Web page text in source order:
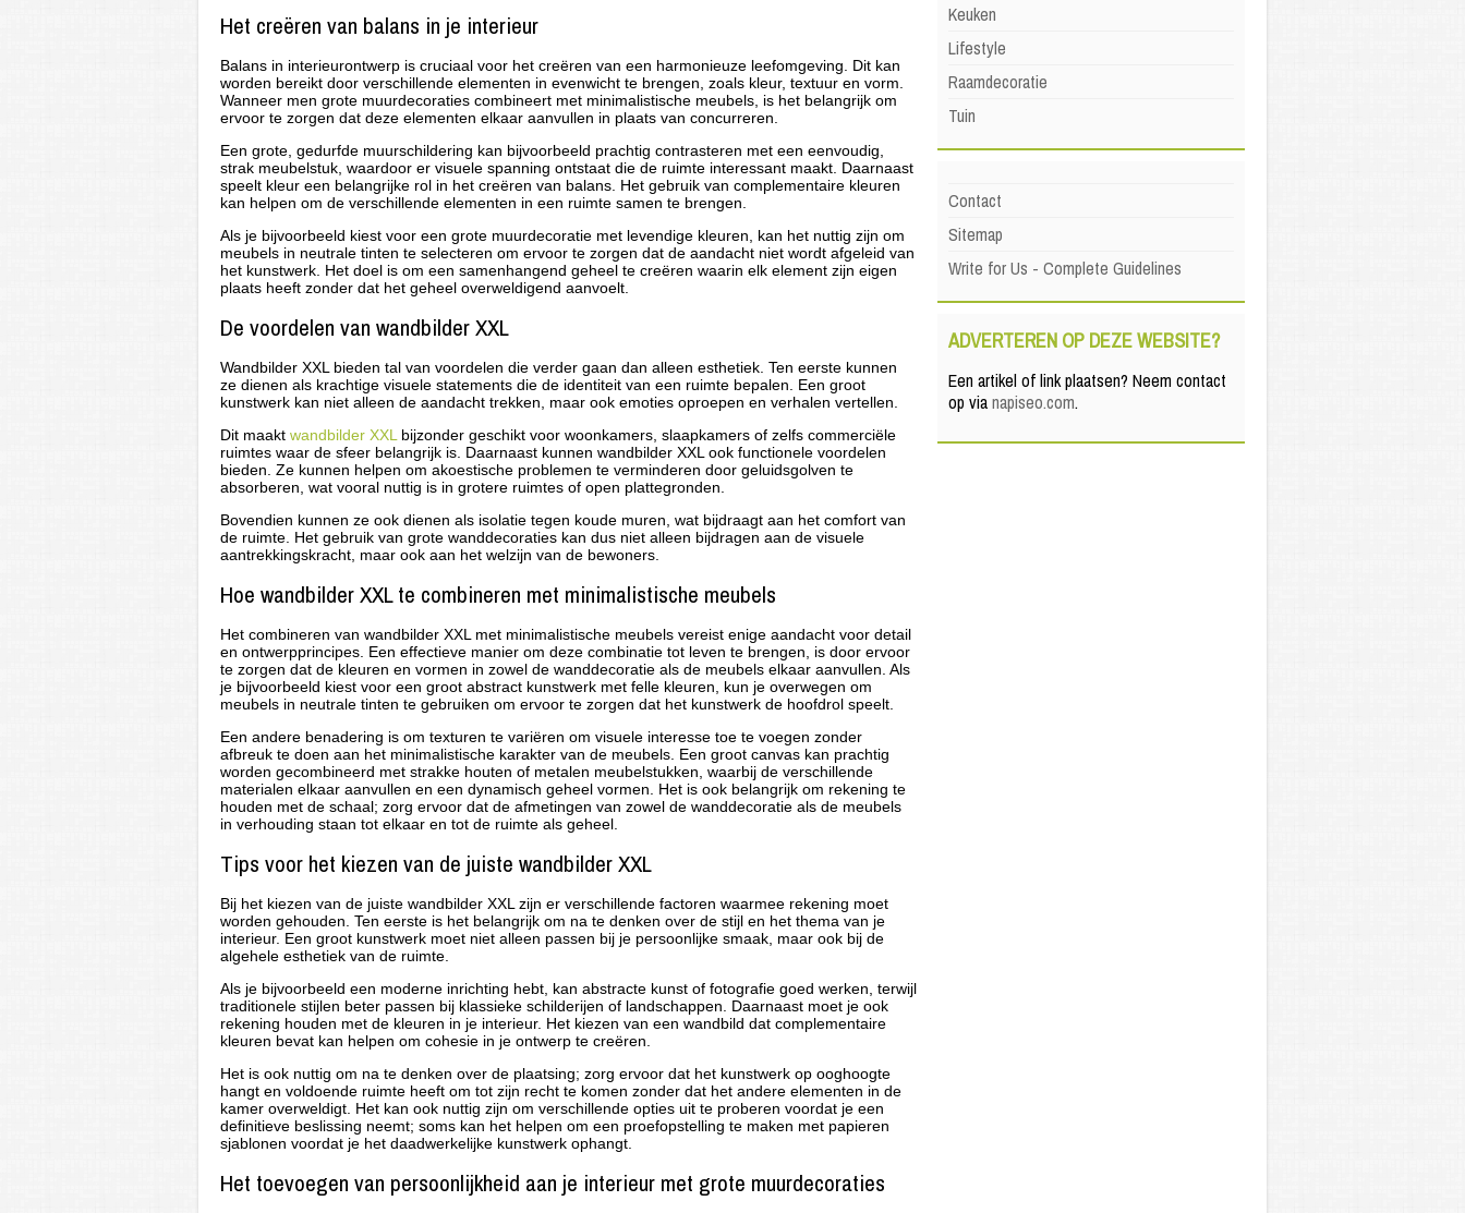
Het creëren van balans in je interieur
Balans in interieurontwerp is cruciaal voor het creëren van een harmonieuze leefomgeving. Dit kan
worden bereikt door verschillende elementen in evenwicht te brengen, zoals kleur, textuur en vorm.
Wanneer men grote muurdecoraties combineert met minimalistische meubels, is het belangrijk om
ervoor te zorgen dat deze elementen elkaar aanvullen in plaats van concurreren.
Een grote, gedurfde muurschildering kan bijvoorbeeld prachtig contrasteren met een eenvoudig,
strak meubelstuk, waardoor er visuele spanning ontstaat die de ruimte interessant maakt. Daarnaast
speelt kleur een belangrijke rol in het creëren van balans. Het gebruik van complementaire kleuren
kan helpen om de verschillende elementen in een ruimte samen te brengen.
Als je bijvoorbeeld kiest voor een grote muurdecoratie met levendige kleuren, kan het nuttig zijn om
meubels in neutrale tinten te selecteren om ervoor te zorgen dat de aandacht niet wordt afgeleid van
het kunstwerk. Het doel is om een samenhangend geheel te creëren waarin elk element zijn eigen
plaats heeft zonder dat het geheel overweldigend aanvoelt.
De voordelen van wandbilder XXL
Wandbilder XXL bieden tal van voordelen die verder gaan dan alleen esthetiek. Ten eerste kunnen
ze dienen als krachtige visuele statements die de identiteit van een ruimte bepalen. Een groot
kunstwerk kan niet alleen de aandacht trekken, maar ook emoties oproepen en verhalen vertellen.
Dit maakt wandbilder XXLbijzonder geschikt voor woonkamers, slaapkamers of zelfs commerciële
ruimtes waar de sfeer belangrijk is. Daarnaast kunnen wandbilder XXL ook functionele voordelen
bieden. Ze kunnen helpen om akoestische problemen te verminderen door geluidsgolven te
absorberen, wat vooral nuttig is in grotere ruimtes of open plattegronden.
Bovendien kunnen ze ook dienen als isolatie tegen koude muren, wat bijdraagt aan het comfort van
de ruimte. Het gebruik van grote wanddecoraties kan dus niet alleen bijdragen aan de visuele
aantrekkingskracht, maar ook aan het welzijn van de bewoners.
Hoe wandbilder XXL te combineren met minimalistische meubels
Het combineren van wandbilder XXL met minimalistische meubels vereist enige aandacht voor detail
en ontwerpprincipes. Een effectieve manier om deze combinatie tot leven te brengen, is door ervoor
te zorgen dat de kleuren en vormen in zowel de wanddecoratie als de meubels elkaar aanvullen. Als
je bijvoorbeeld kiest voor een groot abstract kunstwerk met felle kleuren, kun je overwegen om
meubels in neutrale tinten te gebruiken om ervoor te zorgen dat het kunstwerk de hoofdrol speelt.
Een andere benadering is om texturen te variëren om visuele interesse toe te voegen zonder
afbreuk te doen aan het minimalistische karakter van de meubels. Een groot canvas kan prachtig
worden gecombineerd met strakke houten of metalen meubelstukken, waarbij de verschillende
materialen elkaar aanvullen en een dynamisch geheel vormen. Het is ook belangrijk om rekening te
houden met de schaal; zorg ervoor dat de afmetingen van zowel de wanddecoratie als de meubels
in verhouding staan tot elkaar en tot de ruimte als geheel.
Tips voor het kiezen van de juiste wandbilder XXL
Bij het kiezen van de juiste wandbilder XXL zijn er verschillende factoren waarmee rekening moet
worden gehouden. Ten eerste is het belangrijk om na te denken over de stijl en het thema van je
interieur. Een groot kunstwerk moet niet alleen passen bij je persoonlijke smaak, maar ook bij de
algehele esthetiek van de ruimte.
Als je bijvoorbeeld een moderne inrichting hebt, kan abstracte kunst of fotografie goed werken, terwijl
traditionele stijlen beter passen bij klassieke schilderijen of landschappen. Daarnaast moet je ook
rekening houden met de kleuren in je interieur. Het kiezen van een wandbild dat complementaire
kleuren bevat kan helpen om cohesie in je ontwerp te creëren.
Het is ook nuttig om na te denken over de plaatsing; zorg ervoor dat het kunstwerk op ooghoogte
hangt en voldoende ruimte heeft om tot zijn recht te komen zonder dat het andere elementen in de
kamer overweldigt. Het kan ook nuttig zijn om verschillende opties uit te proberen voordat je een
definitieve beslissing neemt; soms kan het helpen om een proefopstelling te maken met papieren
sjablonen voordat je het daadwerkelijke kunstwerk ophangt.
Het toevoegen van persoonlijkheid aan je interieur met grote muurdecoraties
Keuken
Lifestyle
Raamdecoratie
Tuin
Contact
Sitemap
Write for Us - Complete Guidelines
ADVERTEREN OP DEZE WEBSITE?
Een artikel of link plaatsen? Neem contact
op vianapiseo.com.